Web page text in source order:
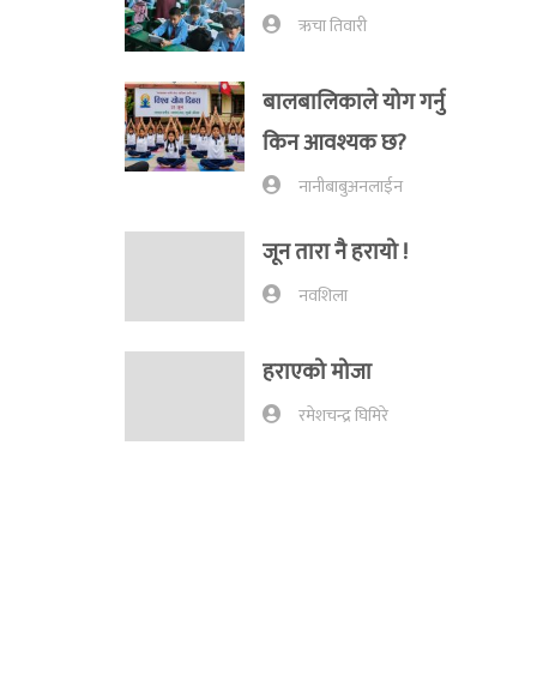
ऋचा तिवारी
बालबालिकाले योग गर्नु
किन आवश्यक छ?
नानीबाबुअनलाईन
जून तारा नै हरायो !
नवशिला
हराएको मोजा
रमेशचन्द्र घिमिरे